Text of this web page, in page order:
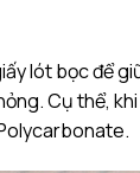
lót bọc để
Cụ thể,